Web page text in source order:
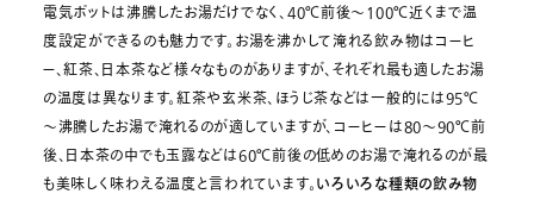
電気ポットは沸騰したお湯だけでなく、40℃前後～100℃近くまで温
度設定ができるのも魅力です。お湯を沸かして淹れる飲み物はコーヒ
ー、紅茶、日本茶など様々なものがありますが、それぞれ最も適したお湯
の温度は異なります。紅茶や玄米茶、ほうじ茶などは一般的には95℃
～沸騰したお湯で淹れるのが適していますが、コーヒーは80～90℃前
後、日本茶の中でも玉露などは60℃前後の低めのお湯で淹れるのが最
も美味しく味わえる温度と言われています。いろいろな種類の飲み物